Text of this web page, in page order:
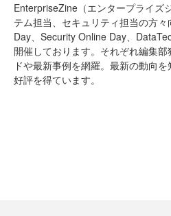
EnterpriseZine（エンタープライズ
テム担当、セキュリティ担当の方
Day、Security Online Day、
開催しております。それぞれ編集
ドや最新事例を網羅。最新の動向を
好評を得ています。